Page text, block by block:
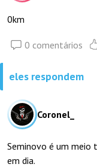
0km
0 comentários
eles respondem
Coronel_
Seminovo é um meio
em dia.